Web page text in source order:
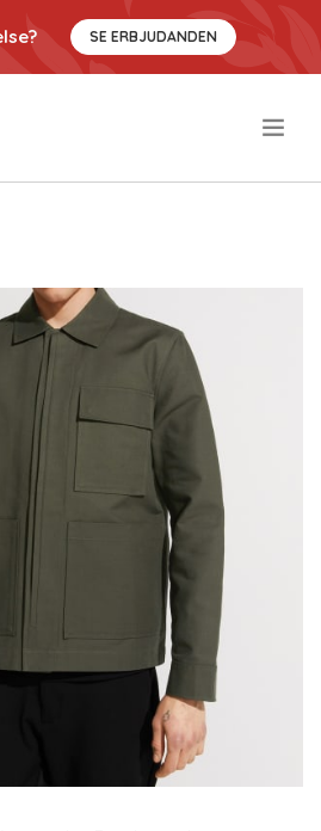
SE ERBJUDANDEN